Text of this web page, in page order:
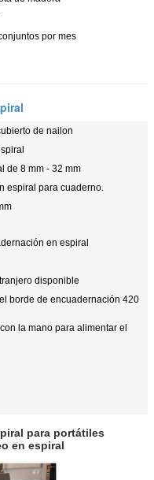
por mes
de nailon
de 8 mm - 32 mm
espiral para cuaderno.
en espiral
disponible
borde de encuadernación 420
la mano para alimentar el
para portátiles
en espiral